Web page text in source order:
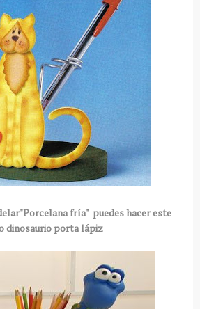
fría" puedes hacer este
dinosaurio porta lápiz